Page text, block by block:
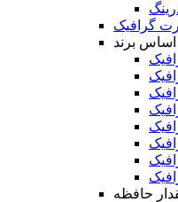
گرافیک
برند
حافظه